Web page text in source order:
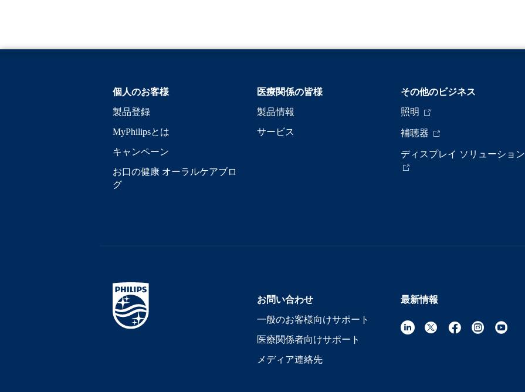
個人のお客様
製品登録
MyPhilipsとは
キャンペーン
お口の健康 オーラルケアブロ
グ
医療関係の皆様
製品情報
サービス
その他のビジネス
照明
補聴器
ディスプレイ ソリューション
お問い合わせ
一般のお客様向けサポート
医療関係者向けサポート
メディア連絡先
最新情報